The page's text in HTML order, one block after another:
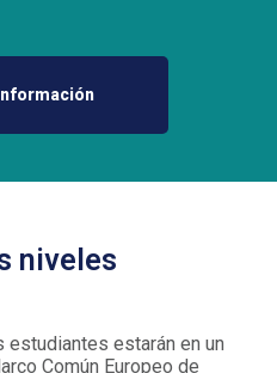
niveles
estarán en un
Común Europeo de